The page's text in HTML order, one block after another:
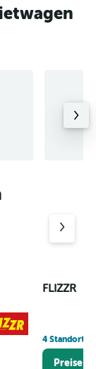
FLIZZR
4 Standorte
Preise